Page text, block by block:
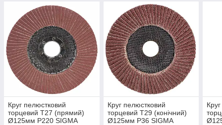
Круг пелюстковий
торцевий Т27 (прямий)
Ø125мм P220 SIGMA
Круг пелюстковий
торцевий Т29 (конічний)
Ø125мм P36 SIGMA